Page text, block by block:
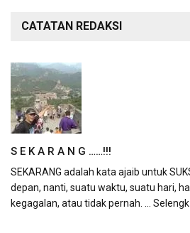
CATATAN REDAKSI
S E K A R A N G ……!!!
SEKARANG adalah kata ajaib untuk
depan, nanti, suatu waktu, suatu hari,
kegagalan, atau tidak pernah. ...